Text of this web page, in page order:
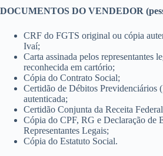
DOCUMENTOS DO VENDEDOR
CRF do FGTS original ou cópia
Ivaí;
Carta assinada pelos representantes
reconhecida em cartório;
Cópia do Contrato Social;
Certidão de Débitos Previdenciários
autenticada;
Certidão Conjunta da Receita
Cópia do CPF, RG e Declaração de
Representantes Legais;
Cópia do Estatuto Social.